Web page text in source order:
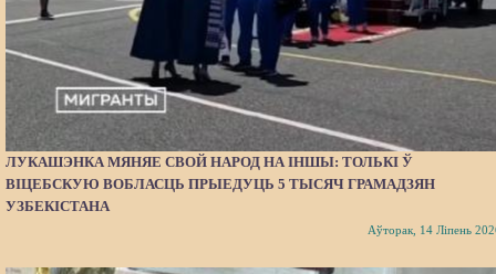
ЛУКАШЭНКА МЯНЯЕ СВОЙ НАРОД НА ІНШЫ: ТОЛЬКІ Ў
ВІЦЕБСКУЮ ВОБЛАСЦЬ ПРЫЕДУЦЬ 5 ТЫСЯЧ ГРАМАДЗЯН
УЗБЕКІСТАНА
Аўторак, 14 Ліпень